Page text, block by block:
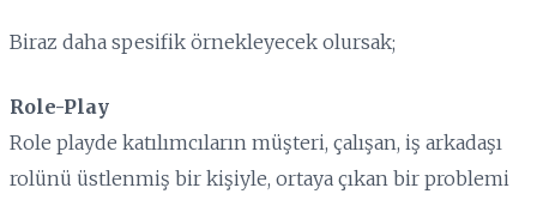
Biraz daha spesifik örnekleyecek olursak;
Role-Play
Role playde katılımcıların müşteri, çalışan, iş arkadaşı
rolünü üstlenmiş bir kişiyle, ortaya çıkan bir problemi